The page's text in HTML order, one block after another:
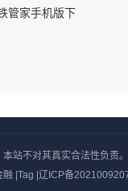
管家手机版下
站不对其真实合法性负
融 Tag 辽ICP备